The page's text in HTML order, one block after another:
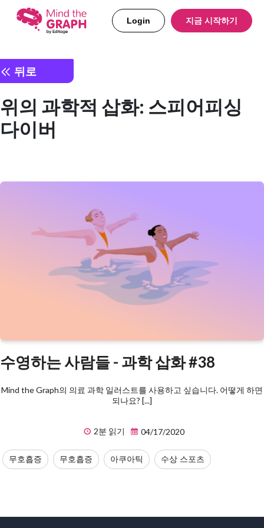
Login 지금 시작하기
뒤로
위의 과학적 삽화: 스피어피싱
다이버
수영하는 사람들 - 과학 삽화 #38
Mind the Graph의 의료 과학 일러스트를 사용하고 싶습니다. 어떻게 하면
되나요? [...]
2분 읽기 04/17/2020
무호흡증 무호흡증 아쿠아틱 수상 스포츠